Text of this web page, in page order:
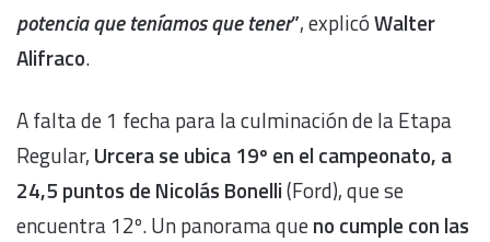
potencia que teníamos que tener”, explicóWalter
Alifraco.
A falta de 1 fecha para la culminación de la Etapa
Regular, Urcera se ubica 19º en el campeonato, a
24,5 puntos de Nicolás Bonelli(Ford), que se
encuentra 12º. Un panorama queno cumple con las